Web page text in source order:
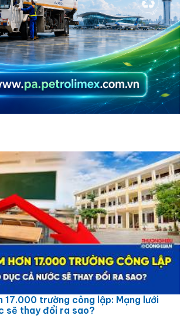
17.000 trường công lập: Mạng lưới
sẽ thay đổi ra sao?